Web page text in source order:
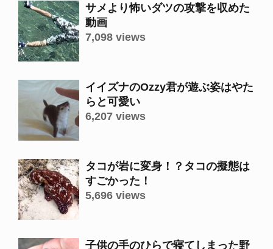
サメより怖いダツの攻撃を収めた
動画
7,098 views
イイズナのOzzy君が遊ぶ姿はやた
らと可愛い
6,207 views
タコが岩に変身！？タコの擬態は
すごかった！
5,696 views
子供の手のひらで寝てしまった野